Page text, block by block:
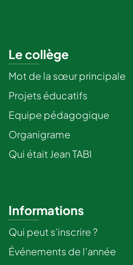
Le collège
Mot de la sœur principale
Projets éducatifs
Equipe pédagogique
Organigrame
Qui était Jean TABI
Informations
Qui peut s’inscrire ?
Événements de l’année